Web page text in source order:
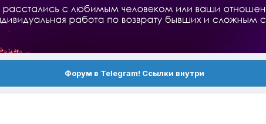
Форум в Telegram! Ссылки внутри